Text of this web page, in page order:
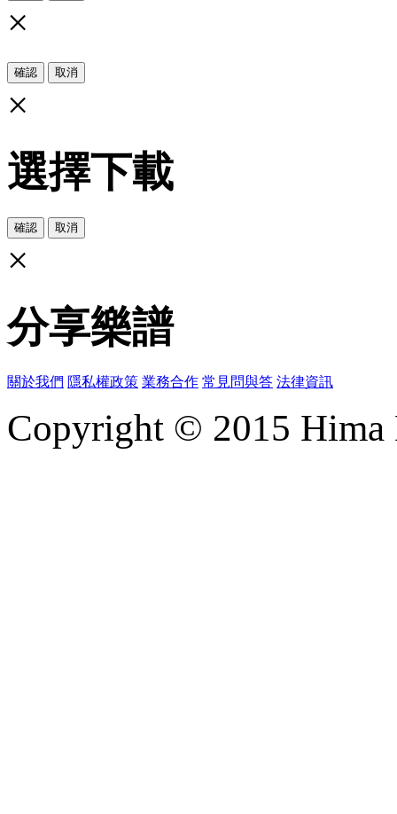
×
確認 取消
×
選擇下載
確認 取消
×
分享樂譜
關於我們 隱私權政策 業務合作 常見問與答 法律資訊
Copyright © 2015 Hima